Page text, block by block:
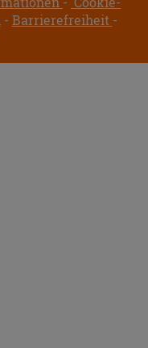
Barrierefreiheit